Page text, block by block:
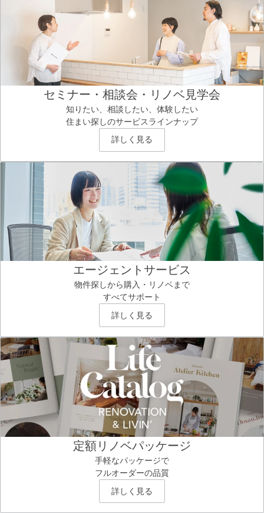
セミナー・相談会・リノベ見学会
知りたい、相談したい、体験したい
住まい探しのサービスラインナップ
詳しく見る
エージェントサービス
物件探しから購入・リノベまで
すべてサポート
詳しく見る
定額リノベパッケージ
手軽なパッケージで
フルオーダーの品質
詳しく見る